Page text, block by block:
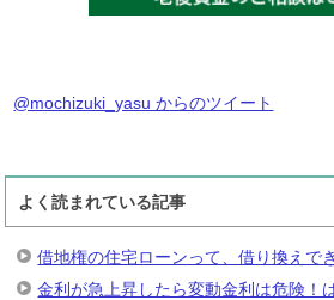
@mochizuki_yasu からのツイート
よく読まれている記事
借地権の住宅ローンって、借り換えで
金利が急上昇したら変動金利は危険！